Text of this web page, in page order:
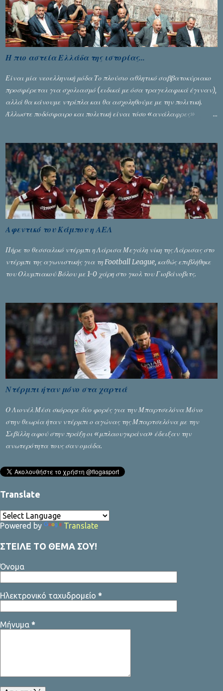
Η πιο αστεία Ελλάδα της ιστορίας...
Είναι μία νεοελληνική μόδα Το πλούσιο αθλητικό σαββατοκύριακο
προσφέρεται για σχολιασμό (ειδικά με όσα τραγελαφικά έγιναν),
αλλά θα κάνουμε ντρίπλα και θα ασχοληθούμε με την πολιτική.
Άλλωστε ποδόσφαιρο και πολιτική είναι τόσο «ανάλαφρες»
Αφεντικό του Κάμπου η ΑΕΛ
Πήρε το θεσσαλικό ντέρμπι η Λάρισα Μεγάλη νίκη της Λάρισας στο
ντέρμπι της αγωνιστικής για τη Football League, καθώς επιβλήθηκε
του Ολυμπιακού Βόλου με 1-0 χάρη στο γκολ του Γιοβάνοβιτς.
Ντέρμπι ήταν μόνο στα χαρτιά
Ο Λιονέλ Μέσι σκόραρε δύο φορές για την Μπαρτσελόνα Μόνο
στην θεωρία ήταν ντέρμπι ο αγώνας της Μπαρτσελόνα με την
Σεβίλλη αφού στην πράξη οι «μπλαουγκράνα» έδειξαν την
ανωτερότητα τους σαν ομάδα.
Translate
Powered by Translate
ΣΤΕΙΛΕ ΤΟ ΘΕΜΑ ΣΟΥ!
Όνομα
Ηλεκτρονικό ταχυδρομείο *
Μήνυμα *